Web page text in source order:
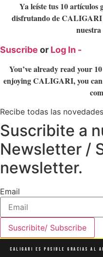
Ya leíste tus 10 artículos
disfrutando de CALIGARI
Suscribe or Log In -
You’ve already read your
enjoying CALIGARI, you
Recibe todas las
Suscribite a
Newsletter /
newsletter.
Email
Suscribite/ Subscribe
Caligari es posible gracias al